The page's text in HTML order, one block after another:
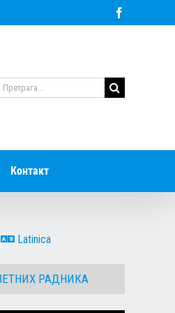
Контакт
Latinica
РАДНИКА